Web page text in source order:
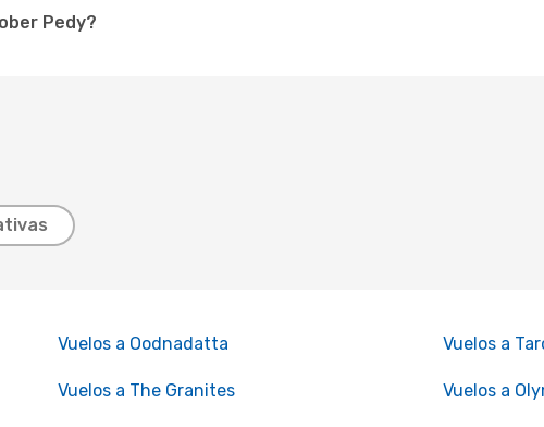
Pedy?
Vuelos a Oodnadatta Vuelos a
Vuelos a The Granites Vuelos a